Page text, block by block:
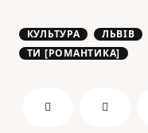
КУЛЬТУРА ЛЬВІВ
ТИ [РОМАНТИКА]